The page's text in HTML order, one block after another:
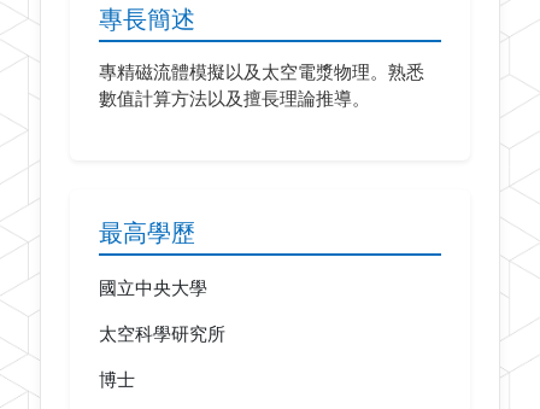
專長簡述
專精磁流體模擬以及太空電漿物理。熟悉
數值計算方法以及擅長理論推導。
最高學歷
國立中央大學
太空科學研究所
博士